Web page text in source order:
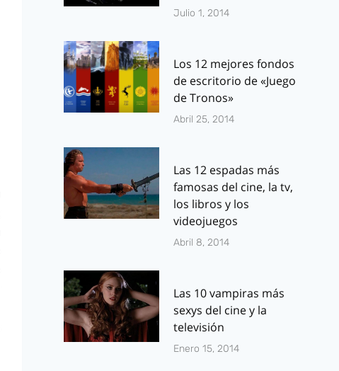
Julio 1, 2014
Los 12 mejores fondos
de escritorio de «Juego
de Tronos»
Abril 25, 2014
Las 12 espadas más
famosas del cine, la tv,
los libros y los
videojuegos
Abril 8, 2014
Las 10 vampiras más
sexys del cine y la
televisión
Enero 15, 2014